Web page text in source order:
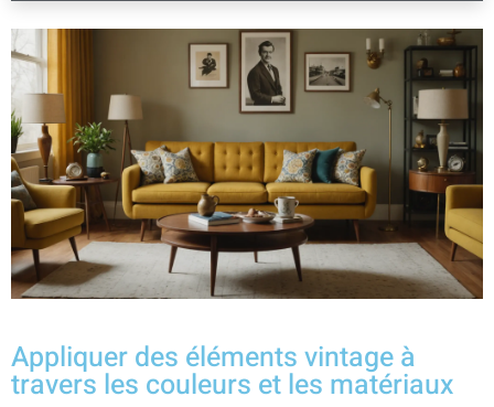
Appliquer des éléments vintage à
travers les couleurs et les matériaux